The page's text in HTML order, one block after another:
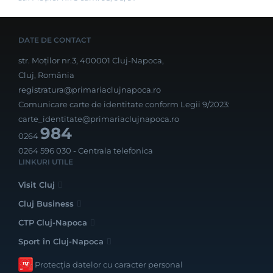
DATE DE CONTACT
str. Moților nr.3, 400001 Cluj-Napoca,
Cluj, România
registratura@primariaclujnapoca.ro
Comunicare carte de identitate conform Legii 9/2023:
carte_identitate@primariaclujnapoca.ro
0264984
0264 596 030 - Centrala telefonica
LINKURI UTILE
Visit Cluj
Cluj Business
CTP Cluj-Napoca
Sport în Cluj-Napoca
Protecția datelor cu caracter personal